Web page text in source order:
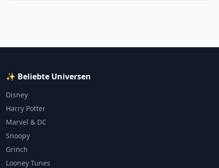
✨ Beliebte Universen
Disney
Harry Potter
Marvel & DC
Snoopy
Grinch
Looney Tunes